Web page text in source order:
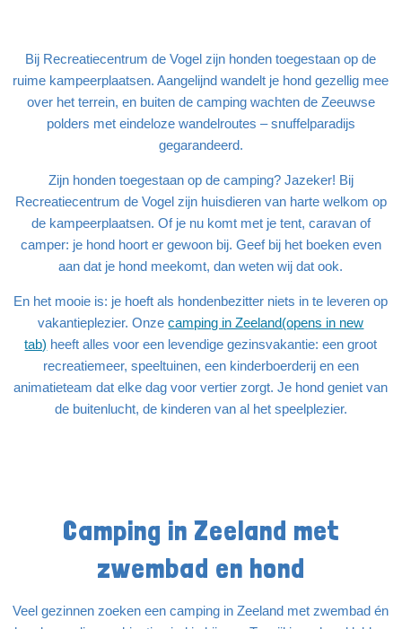
Bij Recreatiecentrum de Vogel zijn honden toegestaan op de
ruime kampeerplaatsen. Aangelijnd wandelt je hond gezellig mee
over het terrein, en buiten de camping wachten de Zeeuwse
polders met eindeloze wandelroutes – snuffelparadijs
gegarandeerd.
Zijn honden toegestaan op de camping? Jazeker! Bij
Recreatiecentrum de Vogel zijn huisdieren van harte welkom op
de kampeerplaatsen. Of je nu komt met je tent, caravan of
camper: je hond hoort er gewoon bij. Geef bij het boeken even
aan dat je hond meekomt, dan weten wij dat ook.
En het mooie is: je hoeft als hondenbezitter niets in te leveren op
vakantieplezier. Onzecamping in Zeeland(opens in new
tab) heeft alles voor een levendige gezinsvakantie: een groot
recreatiemeer, speeltuinen, een kinderboerderij en een
animatieteam dat elke dag voor vertier zorgt. Je hond geniet van
de buitenlucht, de kinderen van al het speelplezier.
Camping in Zeeland met
zwembad en hond
Veel gezinnen zoeken een camping in Zeeland met zwembad én